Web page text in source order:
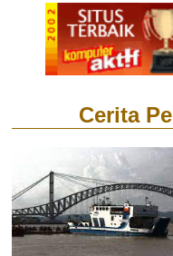
Cerita